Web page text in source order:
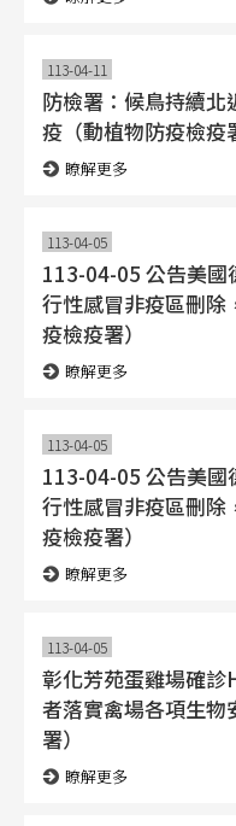
113-04-11
防檢署：候鳥持續
疫（動植物防疫檢疫
瞭解更多
113-04-05
113-04-05 公告美國
行性感冒非疫區刪除
疫檢疫署）
瞭解更多
113-04-05
113-04-05 公告美國
行性感冒非疫區刪除
疫檢疫署）
瞭解更多
113-04-05
彰化芳苑蛋雞場確
者落實禽場各項生物
署）
瞭解更多